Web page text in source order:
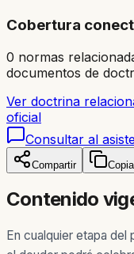
Cobertura
0 normas
documentos de
Ver doctrina
oficial
Consultar al
Compartir
Contenido
En cualquier etapa